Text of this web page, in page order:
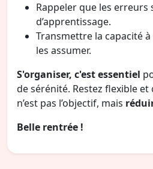
Rappeler que les
d’apprentissage.
Transmettre la capacité
les assumer.
S'organiser, c'est essentiel
de sérénité. Restez flexible
n’est pas l’objectif, mais
Belle rentrée !